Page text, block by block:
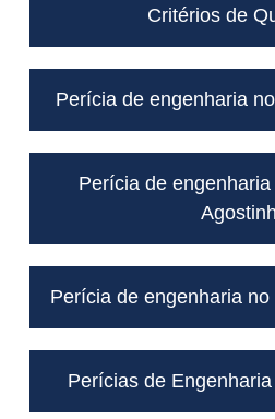
Critérios de
Perícia de engenharia
Perícia de
Perícia de engenharia
Perícias de